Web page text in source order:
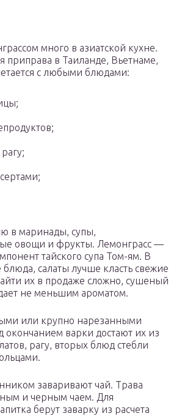
много в азиатской кухне.
приправа в Таиланде, Вьетнаме,
с любыми блюдами:
в маринады, супы,
овощи и фрукты. Лемонграсс —
тайского супа Том-ям. В
салаты лучше класть свежие
их в продаже сложно, сушеный
не меньшим ароматом.
или крупно нарезанными
окончанием варки достают их из
рагу, вторых блюд стебли
заваривают чай. Трава
и черным чаем. Для
берут заварку из расчета